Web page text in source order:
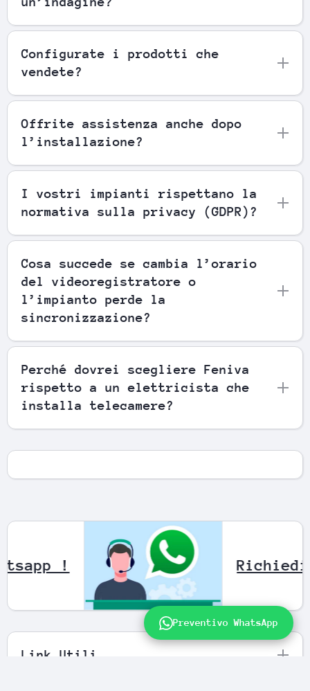
Configurate i prodotti che
vendete?
Offrite assistenza anche dopo
l’installazione?
I vostri impianti rispettano la
normativa sulla privacy (GDPR)?
Cosa succede se cambia l’orario
del videoregistratore o
l’impianto perde la
sincronizzazione?
Perché dovrei scegliere Feniva
rispetto a un elettricista che
installa telecamere?
Whatsapp !
Link Utili
Preventivo WhatsApp